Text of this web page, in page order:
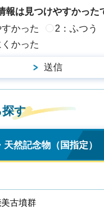
報は見つけやすかった
かった
2：ふつう
かった
探す
天然記念物（国指定）
古墳群